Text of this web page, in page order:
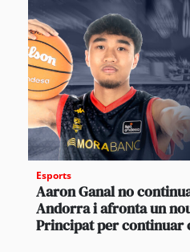
Esports
Aaron Ganal no
Andorra i afronta un
Principat per continuar